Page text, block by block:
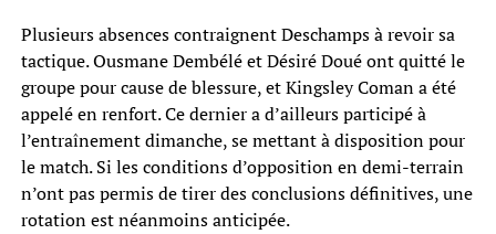
Plusieurs absences contraignent Deschamps à revoir sa
tactique. Ousmane Dembélé et Désiré Doué ont quitté le
groupe pour cause de blessure, et Kingsley Coman a été
appelé en renfort. Ce dernier a d’ailleurs participé à
l’entraînement dimanche, se mettant à disposition pour
le match. Si les conditions d’opposition en demi-terrain
n’ont pas permis de tirer des conclusions définitives, une
rotation est néanmoins anticipée.